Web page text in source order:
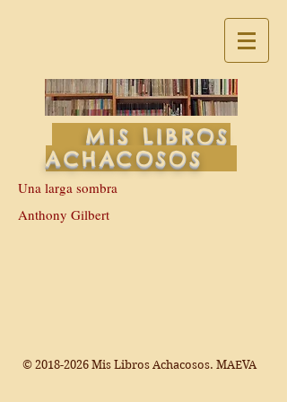
MIS LIBROS
ACHACOSOS
Una larga sombra
Anthony Gilbert
© 2018-2026 Mis Libros Achacosos. MAEVA